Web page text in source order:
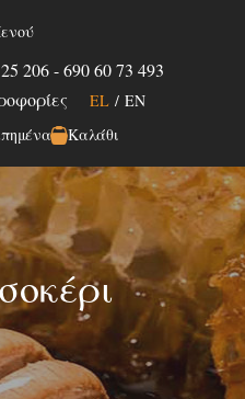
206-690 60 73 493
EL / EN
Καλάθι